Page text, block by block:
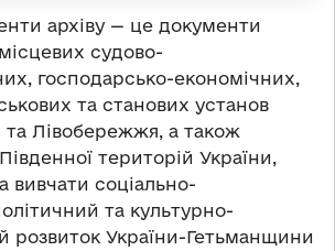
архіву — це документи
судово-
господарсько-економічних,
та станових установ
Лівобережжя, а також
територій України,
вивчати соціально-
та культурно-
розвиток України-Гетьманщини